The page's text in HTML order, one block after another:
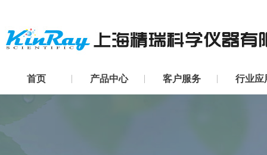
首页 产品中心 客户服务 行业应